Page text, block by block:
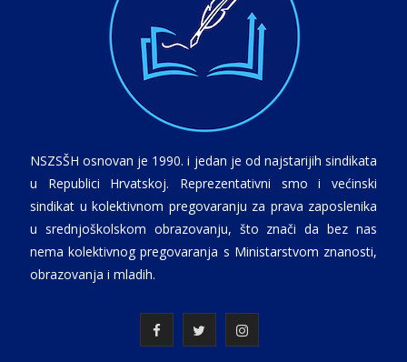
NSZSŠH osnovan je 1990. i jedan je od najstarijih sindikata
u Republici Hrvatskoj. Reprezentativni smo i većinski
sindikat u kolektivnom pregovaranju za prava zaposlenika
u srednjoškolskom obrazovanju, što znači da bez nas
nema kolektivnog pregovaranja s Ministarstvom znanosti,
obrazovanja i mladih.
F
I